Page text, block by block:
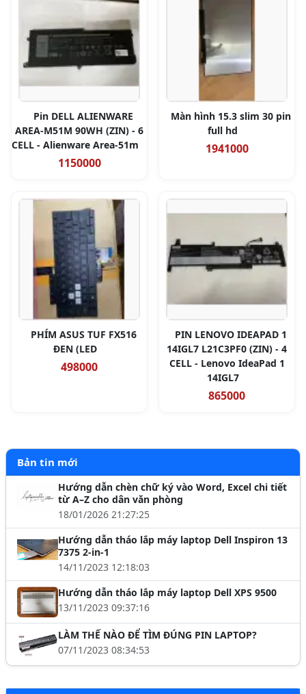
Pin DELL ALIENWARE
AREA-M51M 90WH (ZIN) - 6
CELL - Alienware Area-51m
1150000
Màn hình 15.3 slim 30 pin
full hd
1941000
PHÍM ASUS TUF FX516
ĐEN (LED
498000
PIN LENOVO IDEAPAD 1
14IGL7 L21C3PF0 (ZIN) - 4
CELL - Lenovo IdeaPad 1
14IGL7
865000
Bản tin mới
Hướng dẫn chèn chữ ký vào Word, Excel chi tiết
từ A–Z cho dân văn phòng
18/01/2026 21:27:25
Hướng dẫn tháo lắp máy laptop Dell Inspiron 13
7375 2-in-1
14/11/2023 12:18:03
Hướng dẫn tháo lắp máy laptop Dell XPS 9500
13/11/2023 09:37:16
LÀM THẾ NÀO ĐỂ TÌM ĐÚNG PIN LAPTOP?
07/11/2023 08:34:53